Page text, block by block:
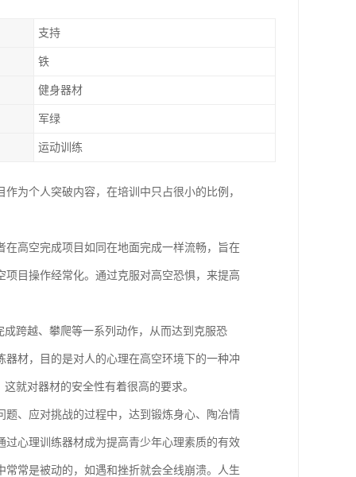
支持
铁
健身器材
军绿
运动训练
为个人突破内容，在培训中只占很小的比例，
高空完成项目如同在地面完成一样流畅，旨在
目操作经常化。通过克服对高空恐惧，来提高
跨越、攀爬等一系列动作，从而达到克服恐
材，目的是对人的心理在高空环境下的一种冲
就对器材的安全性有着很高的要求。
、应对挑战的过程中，达到锻炼身心、陶冶情
心理训练器材成为提高青少年心理素质的有效
常是被动的，如遇和挫折就会全线崩溃。人生